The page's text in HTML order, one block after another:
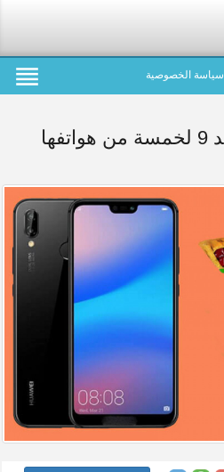
سياسة الخصوصية
«هواوي» تطلق أندرويد 9 لخمسة من هواتفها